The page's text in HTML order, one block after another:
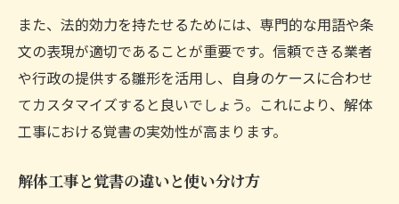
また、法的効力を持たせるためには、専門的な用語や条
文の表現が適切であることが重要です。信頼できる業者
や行政の提供する雛形を活用し、自身のケースに合わせ
てカスタマイズすると良いでしょう。これにより、解体
工事における覚書の実効性が高まります。
解体工事と覚書の違いと使い分け方